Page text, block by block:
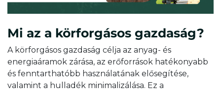
Mi az a körforgásos gazdaság?
A körforgásos gazdaság célja az anyag- és
energiaáramok zárása, az erőforrások hatékonyabb
és fenntarthatóbb használatának elősegítése,
valamint a hulladék minimalizálása. Ez a